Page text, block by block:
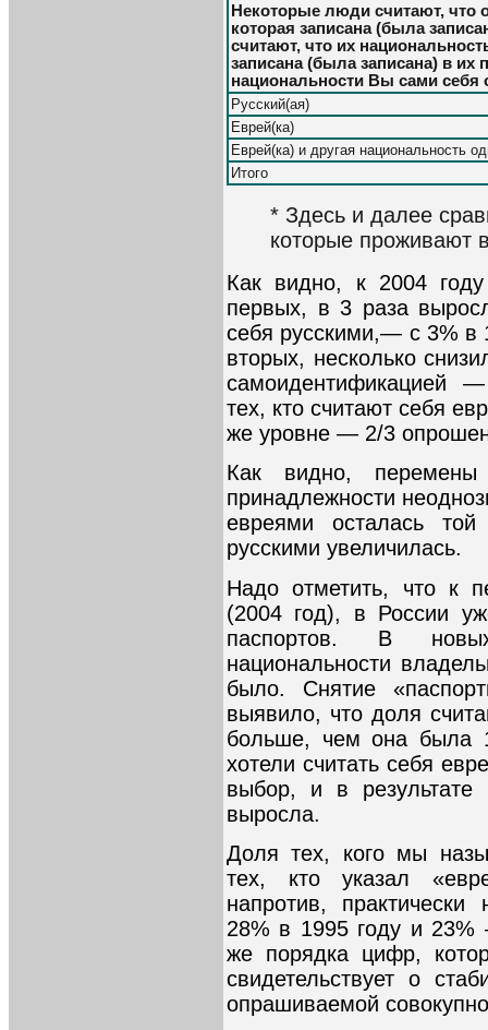
Некоторые люди считают, что
которая записана (была
считают, что их
записана (была записана) в их
национальности Вы сами себя
Русский(ая)
Еврей(ка)
Еврей(ка) и другая национальность
Итого
* Здесь и далее
которые проживают
Как видно, к 2004
первых, в 3 раза
себя русскими,— с 3% в
вторых, несколько
самоидентификацией
тех, кто считают себя
же уровне — 2/3
Как видно, перемены
принадлежности
евреями осталась
русскими увеличилась.
Надо отметить, что к
(2004 год), в России
паспортов. В
национальности
было. Снятие
выявило, что доля
больше, чем она была
хотели считать себя
выбор, и в результате
выросла.
Доля тех, кого мы
тех, кто указал
напротив,
28% в 1995 году и 23%
же порядка цифр,
свидетельствует о
опрашиваемой